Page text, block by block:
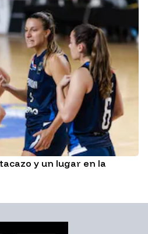
y un lugar en la